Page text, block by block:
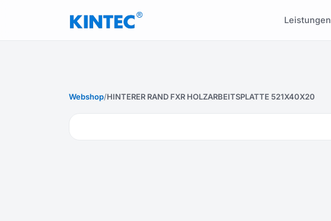
Leistungen
Webshop/HINTERER RAND FXR HOLZARBEITSPLATTE 521X40X20